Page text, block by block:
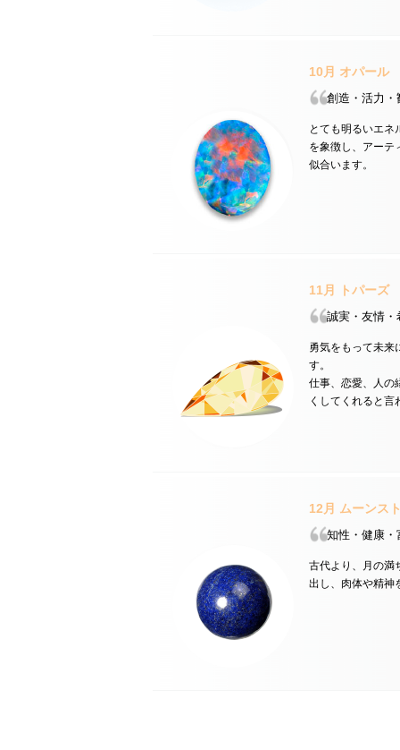
10月 オパール
創造・活力
とても明るいエネ
を象徴し、アーテ
似合います。
11月 トパーズ
誠実・友情
勇気をもって未来
す。
仕事、恋愛、人の
くしてくれると言
12月 ムーンス
知性・健康・
古代より、月の満
出し、肉体や精神